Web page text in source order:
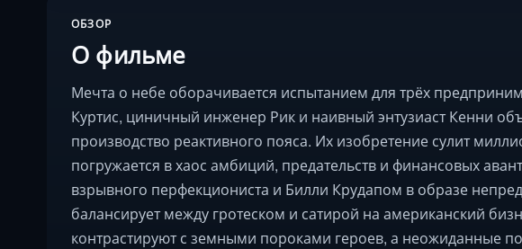
ОБЗОР
О фильме
Мечта о небе оборачивается испытанием для трёх
Куртис, циничный инженер Рик и наивный энтузиаст Кенни
производство реактивного пояса. Их изобретение сулит
погружается в хаос амбиций, предательств и финансовых
взрывного перфекциониста и Билли Крудапом в образе
балансирует между гротеском и сатирой на американский
контрастируют с земными пороками героев, а неожиданные